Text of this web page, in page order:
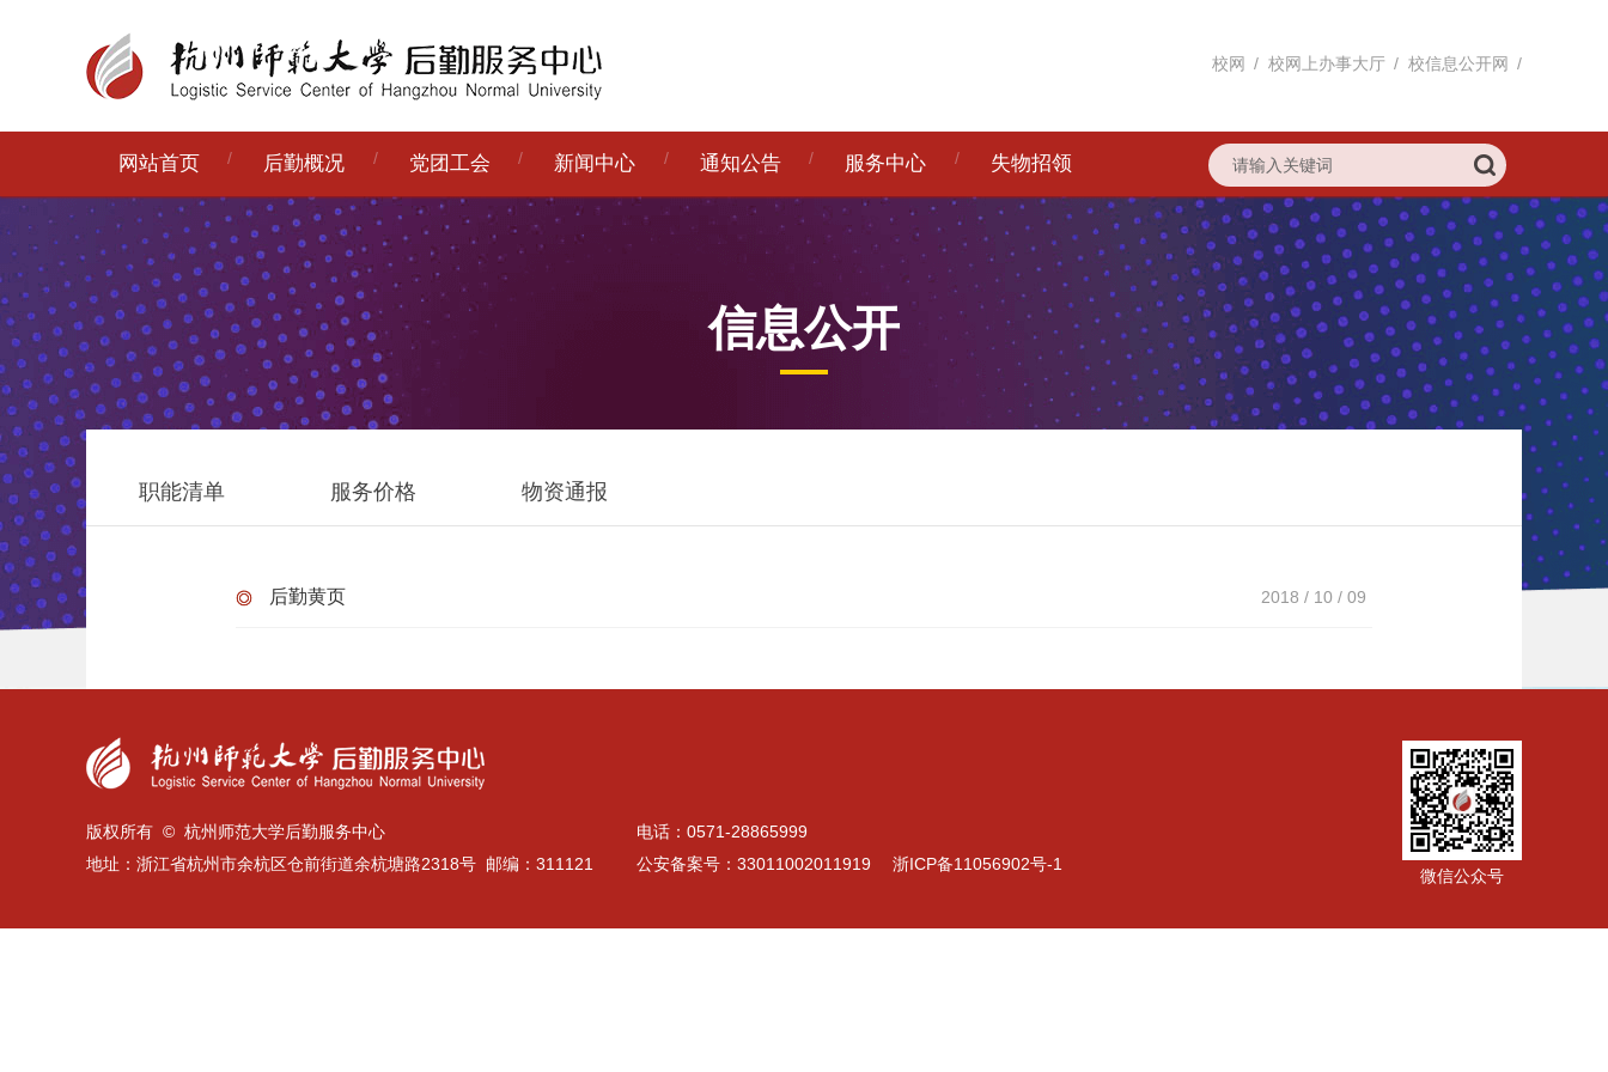
校网 / 校网上办事大厅 / 校信息公开网 /
网站首页 后勤概况 党团工会 新闻中心 通知公告 服务中心 失物招领
信息公开
职能清单 服务价格 物资通报
后勤黄页 2018 / 10 / 09
版权所有 © 杭州师范大学后勤服务中心
地址：浙江省杭州市余杭区仓前街道余杭塘路2318号 邮编：311121
电话：0571-28865999
公安备案号：33011002011919
浙ICP备11056902号-1
微信公众号